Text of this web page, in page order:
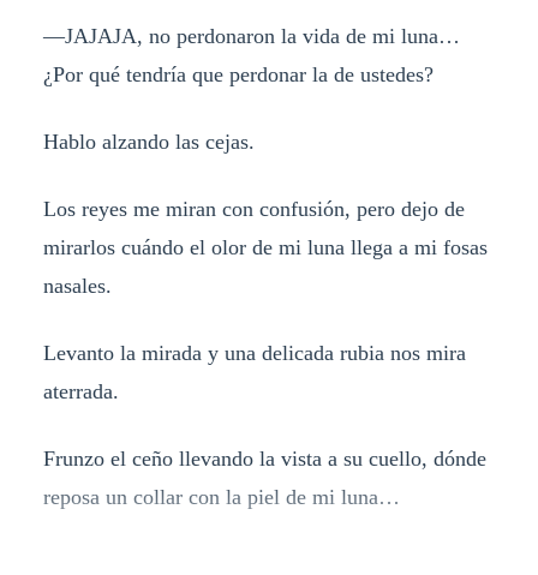
—JAJAJA, no perdonaron la vida de mi luna…
¿Por qué tendría que perdonar la de ustedes?
Hablo alzando las cejas.
Los reyes me miran con confusión, pero dejo de
mirarlos cuándo el olor de mi luna llega a mi fosas
nasales.
Levanto la mirada y una delicada rubia nos mira
aterrada.
Frunzo el ceño llevando la vista a su cuello, dónde
reposa un collar con la piel de mi luna…